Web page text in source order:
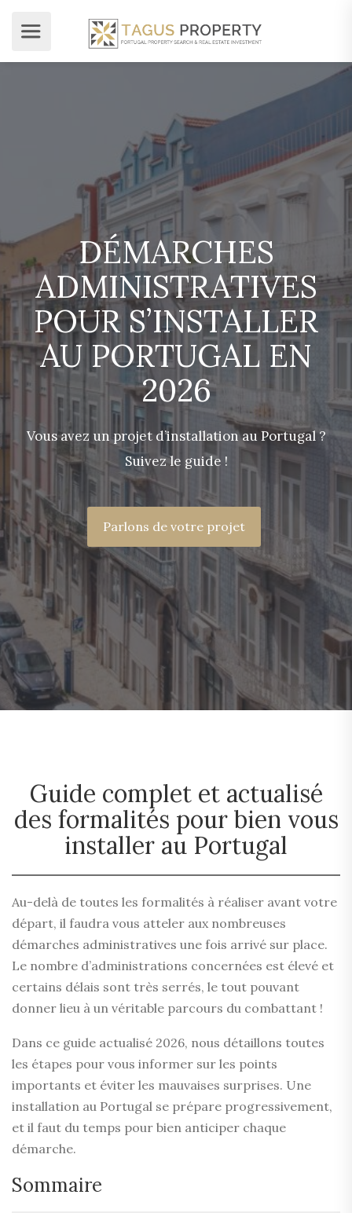
DÉMARCHES
ADMINISTRATIVES
POUR S’INSTALLER
AU PORTUGAL EN
2026
Vous avez un projet d’installation au Portugal ?
Suivez le guide !
Parlons de votre projet
Guide complet et actualisé
des formalités pour bien vous
installer au Portugal
Au-delà de toutes les formalités à réaliser avant votre
départ, il faudra vous atteler aux nombreuses
démarches administratives une fois arrivé sur place.
Le nombre d’administrations concernées est élevé et
certains délais sont très serrés, le tout pouvant
donner lieu à un véritable parcours du combattant !
Dans ce guide actualisé 2026, nous détaillons toutes
les étapes pour vous informer sur les points
importants et éviter les mauvaises surprises. Une
installation au Portugal se prépare progressivement,
et il faut du temps pour bien anticiper chaque
démarche.
Sommaire